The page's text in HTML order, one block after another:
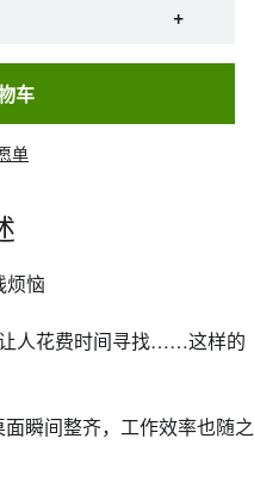
+
车
单
烦恼
人花费时间寻找……这样的
瞬间整齐，工作效率也随之